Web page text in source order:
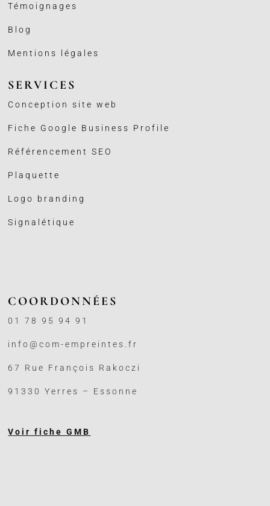
Témoignages
Blog
Mentions légales
SERVICES
Conception site web
Fiche Google Business Profile
Référencement SEO
Plaquette
Logo branding
Signalétique
COORDONNÉES
01 78 95 94 91
info@com-empreintes.fr
67 Rue François Rakoczi
91330 Yerres – Essonne
Voir fiche GMB